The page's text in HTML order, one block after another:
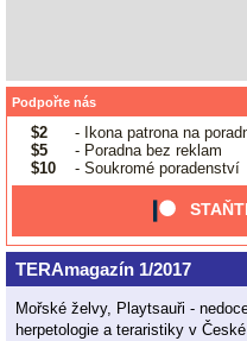
Podpořte nás
$2
- Ikona patrona na
$5
- Poradna bez reklam
$10
- Soukromé poradenství
TERAmagazín 1/2017
Mořské želvy, Playtsauři -
herpetologie a teraristiky v